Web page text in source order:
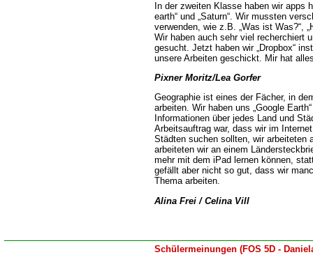
In der zweiten Klasse haben wir apps
earth“ und „Saturn“. Wir mussten
verwenden, wie z.B. „Was ist Was?“,
Wir haben auch sehr viel recherchiert
gesucht. Jetzt haben wir „Dropbox“
unsere Arbeiten geschickt. Mir hat
Pixner Moritz/Lea Gorfer
Geographie ist eines der Fächer, in
arbeiten. Wir haben uns „Google
Informationen über jedes Land und
Arbeitsauftrag war, dass wir im
Städten suchen sollten, wir arbeiteten
arbeiteten wir an einem
mehr mit dem iPad lernen können,
gefällt aber nicht so gut, dass wir
Thema arbeiten.
Alina Frei / Celina Vill
Schülermeinungen (FOS 5D -